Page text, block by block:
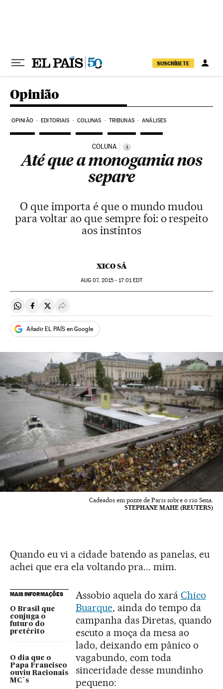
SUSCRÍBETE
Opinião
OPINIÃO EDITORIAIS COLUNAS TRIBUNAS ANÁLISES
COLUNA i
Até que a monogamia nos
separe
O que importa é que o mundo mudou
para voltar ao que sempre foi: o respeito
aos instintos
XICO SÁ
AUG 07, 2015 - 17:01EDT
Compartir en Whatsapp
Compartir en Facebook
Compartir en Twitter
Desplegar Redes Sociales
Añadir EL PAÍS en Google
Cadeados em ponte de Paris sobre o rio Sena.
STEPHANE MAHE (REUTERS)
Quando eu vi a cidade batendo as panelas, eu
achei que era ela voltando pra... mim.
MAIS INFORMAÇÕES
O Brasil que
conjuga o
futuro do
pretérito
O dia que o
Papa Francisco
ouviu Racionais
MC´s
Assobio aquela do xará Chico
Buarque, ainda do tempo da
campanha das Diretas, quando
escuto a moça da mesa ao
lado, deixando em pânico o
vagabundo, com toda
sinceridade desse mundinho
pequeno: